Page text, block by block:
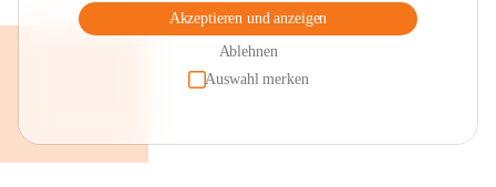
Akzeptieren und anzeigen
Ablehnen
Auswahl merken